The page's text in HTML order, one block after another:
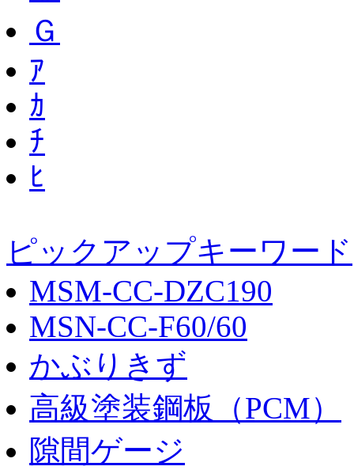
Ｇ
ｱ
ｶ
ﾁ
ﾋ
ピックアップキーワード
MSM-CC-DZC190
MSN-CC-F60/60
かぶりきず
高級塗装鋼板（PCM）
隙間ゲージ